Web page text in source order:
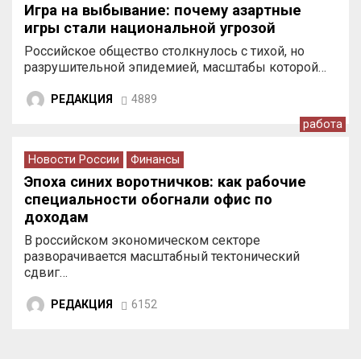
Игра на выбывание: почему азартные
игры стали национальной угрозой
Российское общество столкнулось с тихой, но
разрушительной эпидемией, масштабы которой…
РЕДАКЦИЯ 4889
работа
Новости России Финансы
Эпоха синих воротничков: как рабочие
специальности обогнали офис по
доходам
В российском экономическом секторе
разворачивается масштабный тектонический
сдвиг…
РЕДАКЦИЯ 6152